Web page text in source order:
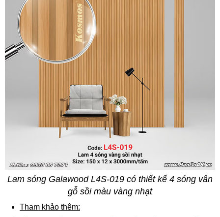
Lam sóng Galawood L4S-019 có thiết kế 4 sóng vân
gỗ sồi màu vàng nhạt
Tham khảo thêm: